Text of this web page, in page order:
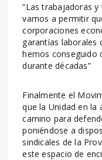
“Las trabajadoras
vamos a permitir
corporaciones
garantías laborales
hemos conseguido
durante décadas”
Finalmente el
que la Unidad en la
camino para
poniéndose a
sindicales de la
este espacio de